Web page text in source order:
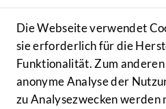
Benutzer
Navigationsmenü
MENÜ
Die Webseite verwendet
sie erforderlich für die
Funktionalität. Zum
anonyme Analyse der
zu Analysezwecken werden